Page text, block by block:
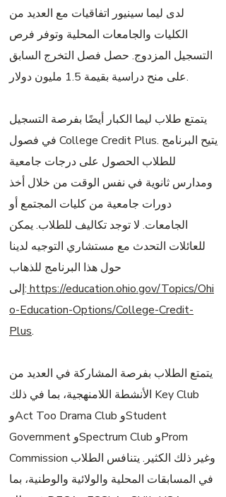
لدى ليما سينيور اتفاقيات مع العديد من
الكليات والجامعات المحلية وتوفر فرص
التسجيل المزدوج. حصل فصل التخرج السابق
على منح دراسية بقيمة 1.5 مليون دولار.
يتمتع طلاب ليما الكبار أيضًا بفرصة التسجيل
في فصول College Credit Plus. يتيح البرنامج
للطلاب الحصول على درجات جامعية
ومدارس ثانوية في نفس الوقت من خلال أخذ
دورات جامعية من كليات المجتمع أو
الجامعات. لا توجد تكاليف للطلاب. يمكن
للعائلات التحدث مع مستشاري التوجيه لدينا
حول هذا البرنامج للذهاب
إلى: https://education.ohio.gov/Topics/Ohi
o-Education-Options/College-Credit-
Plus.
يتمتع الطلاب بفرصة المشاركة في العديد من
الأنشطة اللامنهجية، بما في ذلك Key Club
وAct Too Drama Club وStudent
Government وSpectrum Club وProm
Commission وغير ذلك الكثير. يتنافس الطلاب
في المسابقات المحلية والولائية والوطنية، بما